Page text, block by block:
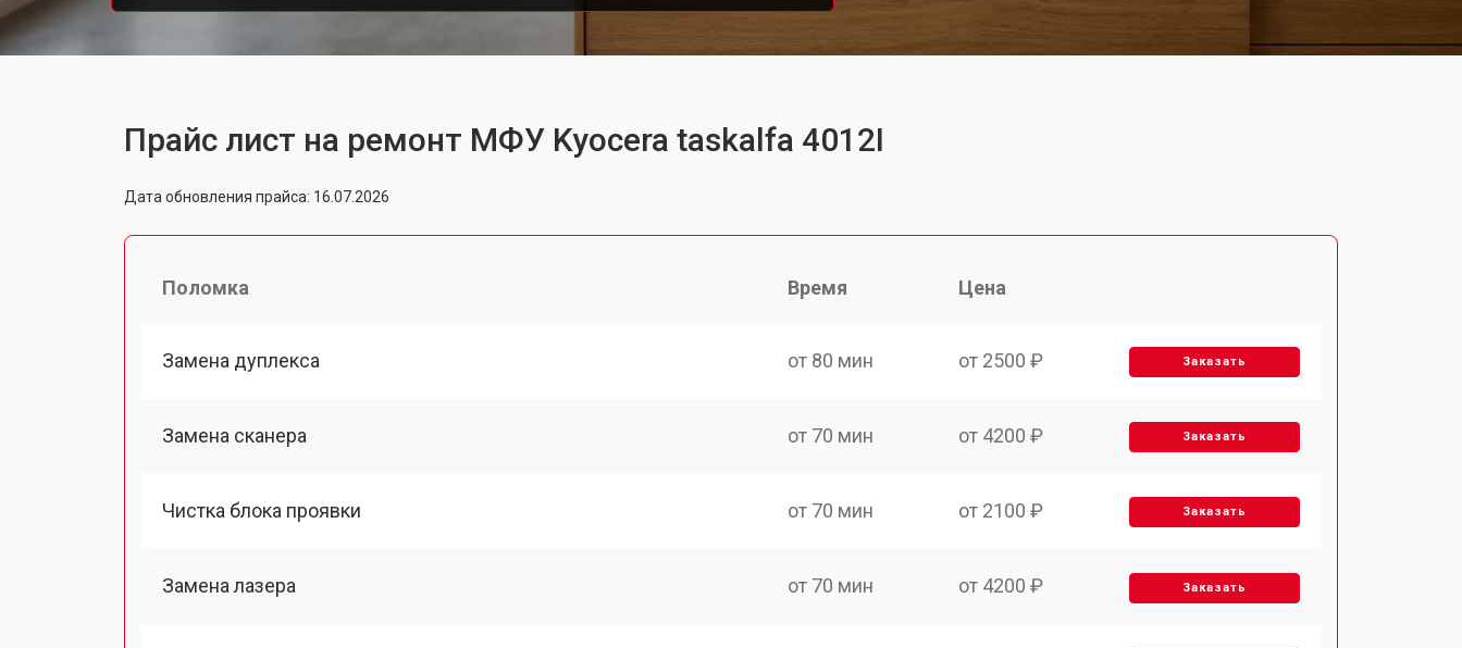
Прайс лист на ремонт МФУ Kyocera taskalfa 4012I
Дата обновления прайса: 16.07.2026
Поломка Время Цена
Замена дуплекса от 80 мин от 2500 ₽ Заказать
Замена сканера от 70 мин от 4200 ₽ Заказать
Чистка блока проявки от 70 мин от 2100 ₽ Заказать
Замена лазера от 70 мин от 4200 ₽ Заказать